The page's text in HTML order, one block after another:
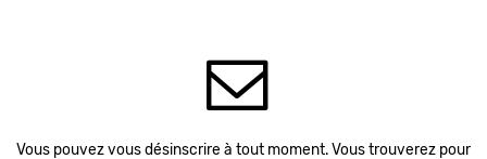
Vous pouvez vous désinscrire à tout moment. Vous trouverez pour